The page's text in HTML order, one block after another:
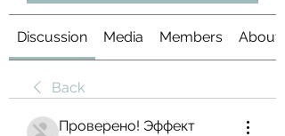
Discussion Media Members About
Back
Проверено! Эффект